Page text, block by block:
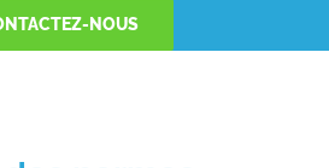
NOUS